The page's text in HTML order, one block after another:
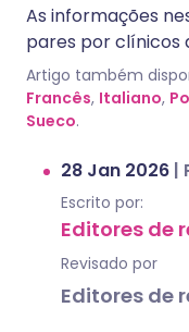
As informações
pares por clínicos
Artigo também
Francês, Italiano,
Sueco.
28 Jan 2026 |
Escrito por:
Editores de
Revisado por
Editores de